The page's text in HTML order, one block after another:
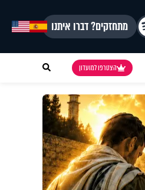
מתחזקים? דברו איתנו
הצטרפו למועדון